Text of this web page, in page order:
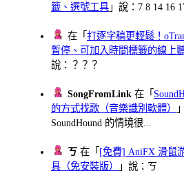
籤、選號工具 」說：7 8 14 16
在「打逐字稿更輕鬆！
暫停、可加入時間標籤的線上
說：？？？
SongFromLink 在「
的方式找歌（音樂識別軟體）
SoundHound 的情境很...
ㄎ 在「 [免費] AniFX 滑鼠
具（免安裝版）
」說：ㄎ